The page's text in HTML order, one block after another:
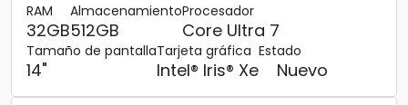
RAM
32GB
Almacenamiento
512GB
Procesador
Core Ultra 7
Tamaño de pantalla
14"
Tarjeta gráfica
Intel® Iris® Xe
Estado
Nuevo